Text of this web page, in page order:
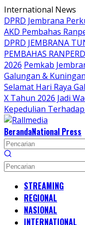
Langsung
ke
konten
International News
DPRD Jembrana
AKD Pembahas
DPRD JEMBRANA
PEMBAHAS
2026 Pemkab
Galungan & Kuningan
Selamat Hari Raya
X Tahun 2026 Jadi
Kepedulian
BerandaNational Press
STREAMING
REGIONAL
NASIONAL
INTERNATIONAL